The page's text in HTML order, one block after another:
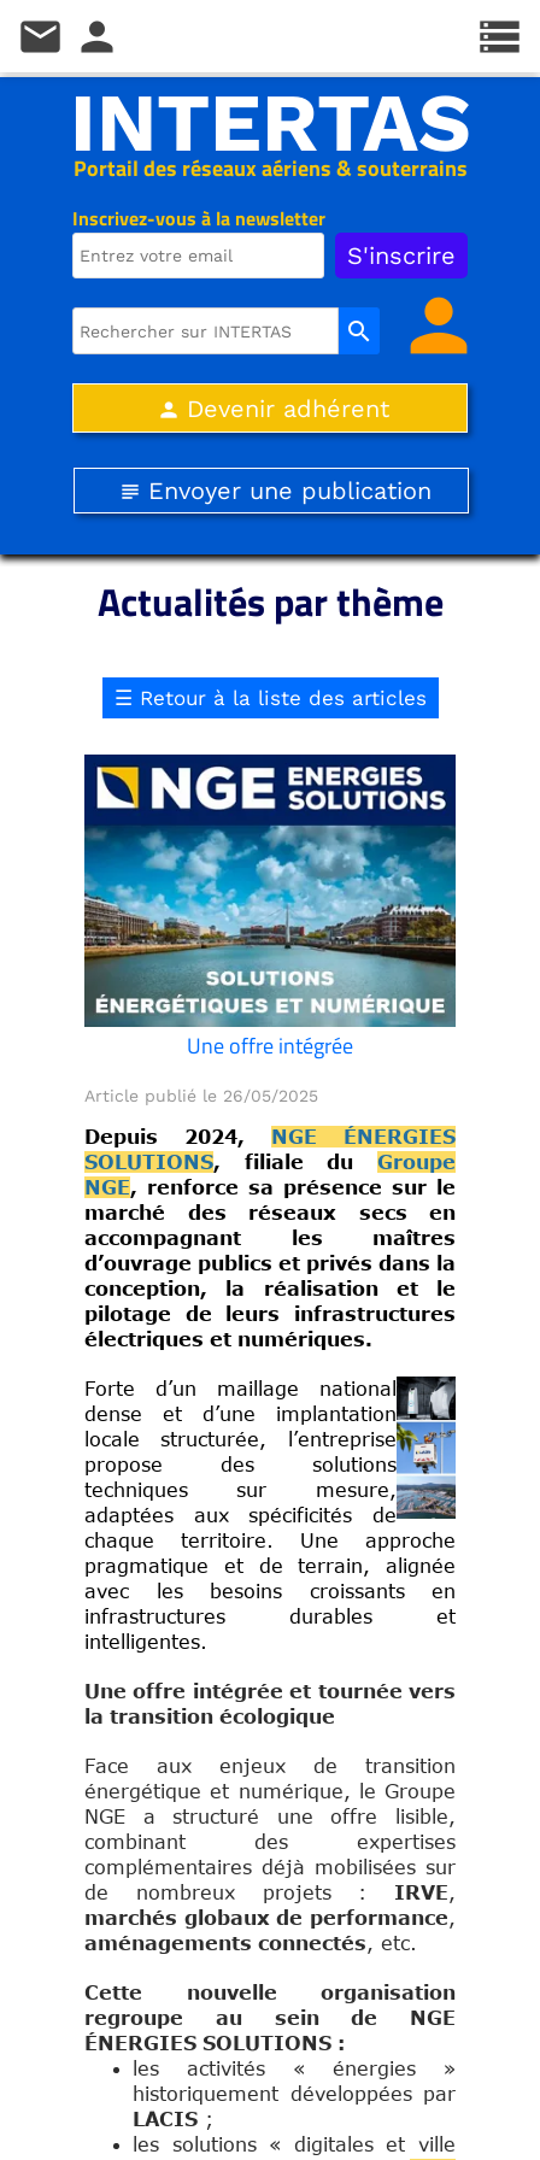
Inscrivez-vous à la newsletter
Portail des réseaux aériens & souterrains
INTERTAS
search person
person Devenir adhérent
subject Envoyer une publication
Actualités par thème
☰ Retour à la liste des articles
Une offre intégrée
Article publié le 26/05/2025
Depuis 2024,
NGE ÉNERGIES
SOLUTIONS, filiale du Groupe
NGE, renforce sa présence sur le
marché des réseaux secs en
accompagnant les maîtres
d’ouvrage publics et privés dans la
conception, la réalisation et le
pilotage de leurs infrastructures
électriques et numériques.
Forte d’un maillage national
dense et d’une implantation
locale structurée, l’entreprise
propose des solutions
techniques sur mesure,
adaptées aux spécificités de
chaque territoire. Une approche
pragmatique et de terrain, alignée
avec les besoins croissants en
infrastructures durables et
intelligentes.
Une offre intégrée et tournée vers
la transition écologique
Face aux enjeux de transition
énergétique et numérique, le Groupe
NGE a structuré une offre lisible,
combinant des expertises
complémentaires déjà mobilisées sur
de nombreux projets : IRVE,
marchés globaux de performance,
aménagements connectés, etc.
Cette nouvelle organisation
regroupe au sein de NGE
ÉNERGIES SOLUTIONS :
les activités « énergies »
historiquement développées par
LACIS ;
les solutions « digitales et ville
storage
mail person